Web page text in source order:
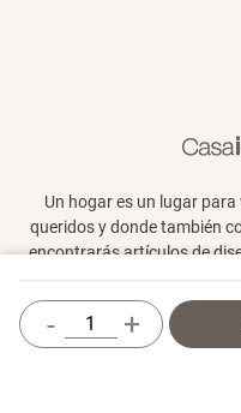
+
-
Un hogar es un lugar
queridos y donde también
encontrarás artículos de